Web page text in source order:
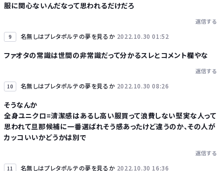
服に関心ないんだなって思われるだけだろ
返信する
9 名無しはプレタポルテの夢を見るか 2022.10.30 01:52
ファオタの常識は世間の非常識だって分かるスレとコメント欄やな
返信する
10 名無しはプレタポルテの夢を見るか 2022.10.30 08:26
そうなんか
全身ユニクロ=清潔感はあるし高い服買って浪費しない堅実な人って
思われて旦那候補に一番選ばれそう感あったけど違うのか、その人が
カッコいいかどうかは別で
返信する
11 名無しはプレタポルテの夢を見るか 2022.10.30 16:36